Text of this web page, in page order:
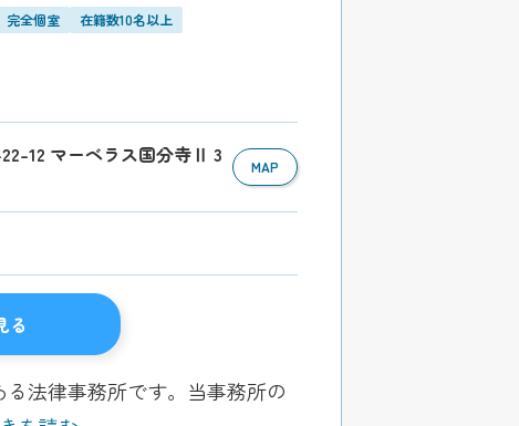
完全個室 在籍数10名以上
12 マーベラス国分寺Ⅱ 3
MAP
る
法律事務所です。当事務所の